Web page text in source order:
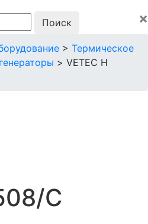
×
> Термическое
> VETEC H
C